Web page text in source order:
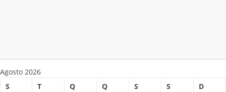
Agosto 2026
S
T Q Q S S
D